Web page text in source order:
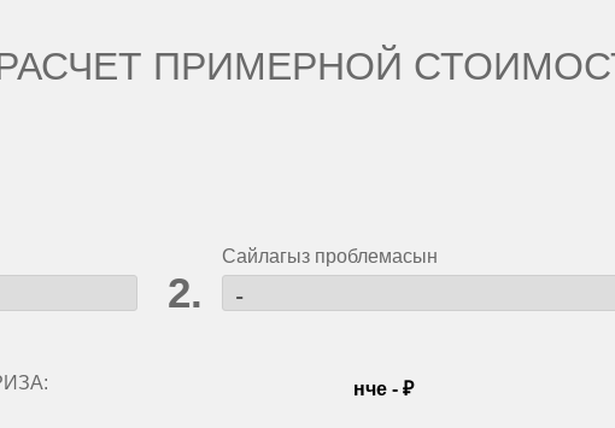
ПРИМЕРНОЙ
Сайлагыз проблемасын
нче - ₽